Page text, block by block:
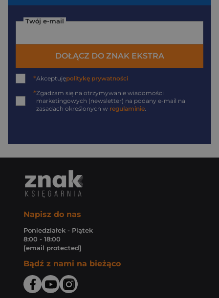
Twój e-mail
DOŁĄCZ DO ZNAK EKSTRA
*Akceptujępolitykę prywatności
*Zgadzam się na otrzymywanie wiadomości
marketingowych (newsletter) na podany e-mail na
zasadach określonych w regulaminie
Napisz do nas
Poniedziałek - Piątek
8:00 - 18:00
[email protected]
Bądź z nami na bieżąco